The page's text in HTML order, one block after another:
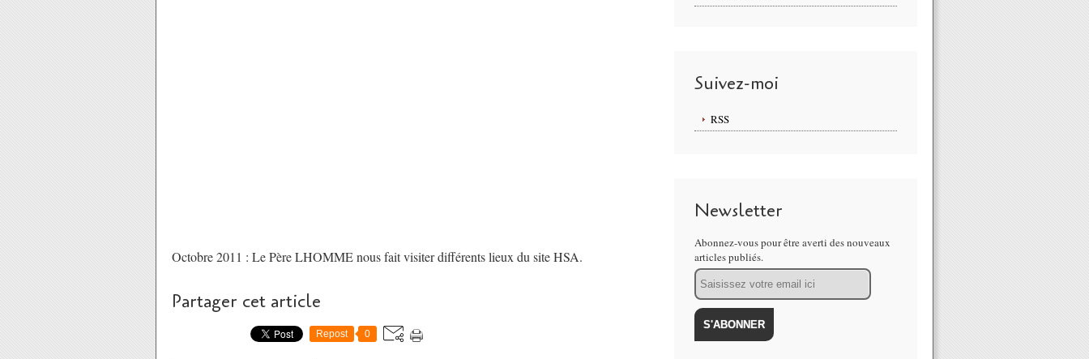
Octobre 2011 : Le Père LHOMME nous fait visiter différents lieux du site HSA.
Partager cet article
Repost 0
Suivez-moi
RSS
Newsletter
Abonnez-vous pour être averti des nouveaux
articles publiés.
Email